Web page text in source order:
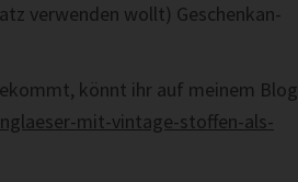
ver­wen­den wollt) Geschenkan­
könnt ihr auf meinem Blog
mit-vintage-stoffen-als-